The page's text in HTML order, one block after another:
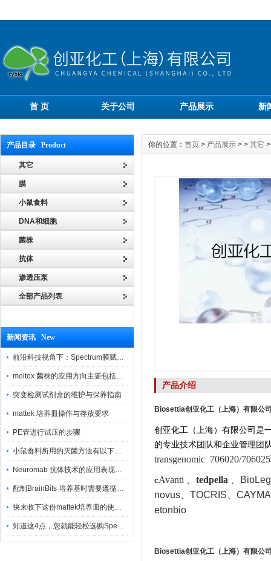
首 页 关于公司 产品展示 新
产品目录 Product
其它
膜
小鼠食料
DNA和细胞
菌株
抗体
渗透压泵
全部产品列表
新闻资讯 New
前沿科技视角下：Spectrum膜赋能精密制造
moltox 菌株的应用方向主要包括以下几个方面
突变检测试剂盒的维护与保养指南
mattek 培养皿操作与存放要求
PE管进行试压的步骤
小鼠食料所用的灭菌方法有以下三种
Neuromab 抗体技术的应用表现在这几方面
配制BrainBits 培养基时需要遵循的原则
快来收下这份mattek培养皿的使用指南
知道这4点，您就能轻松选购Spectrum 膜
你的位置： 首页 > 产品展示 > > 其它
产品介绍
Biosettia创亚化工（上海）有限公
创亚化工（上海）有限公司是
的专业技术团队和企业管理团
transgenomic 706020/
cAvanti 、 tedpella
novus 、TOCRIS 、
etonbio
Biosettia创亚化工（上海）有限公